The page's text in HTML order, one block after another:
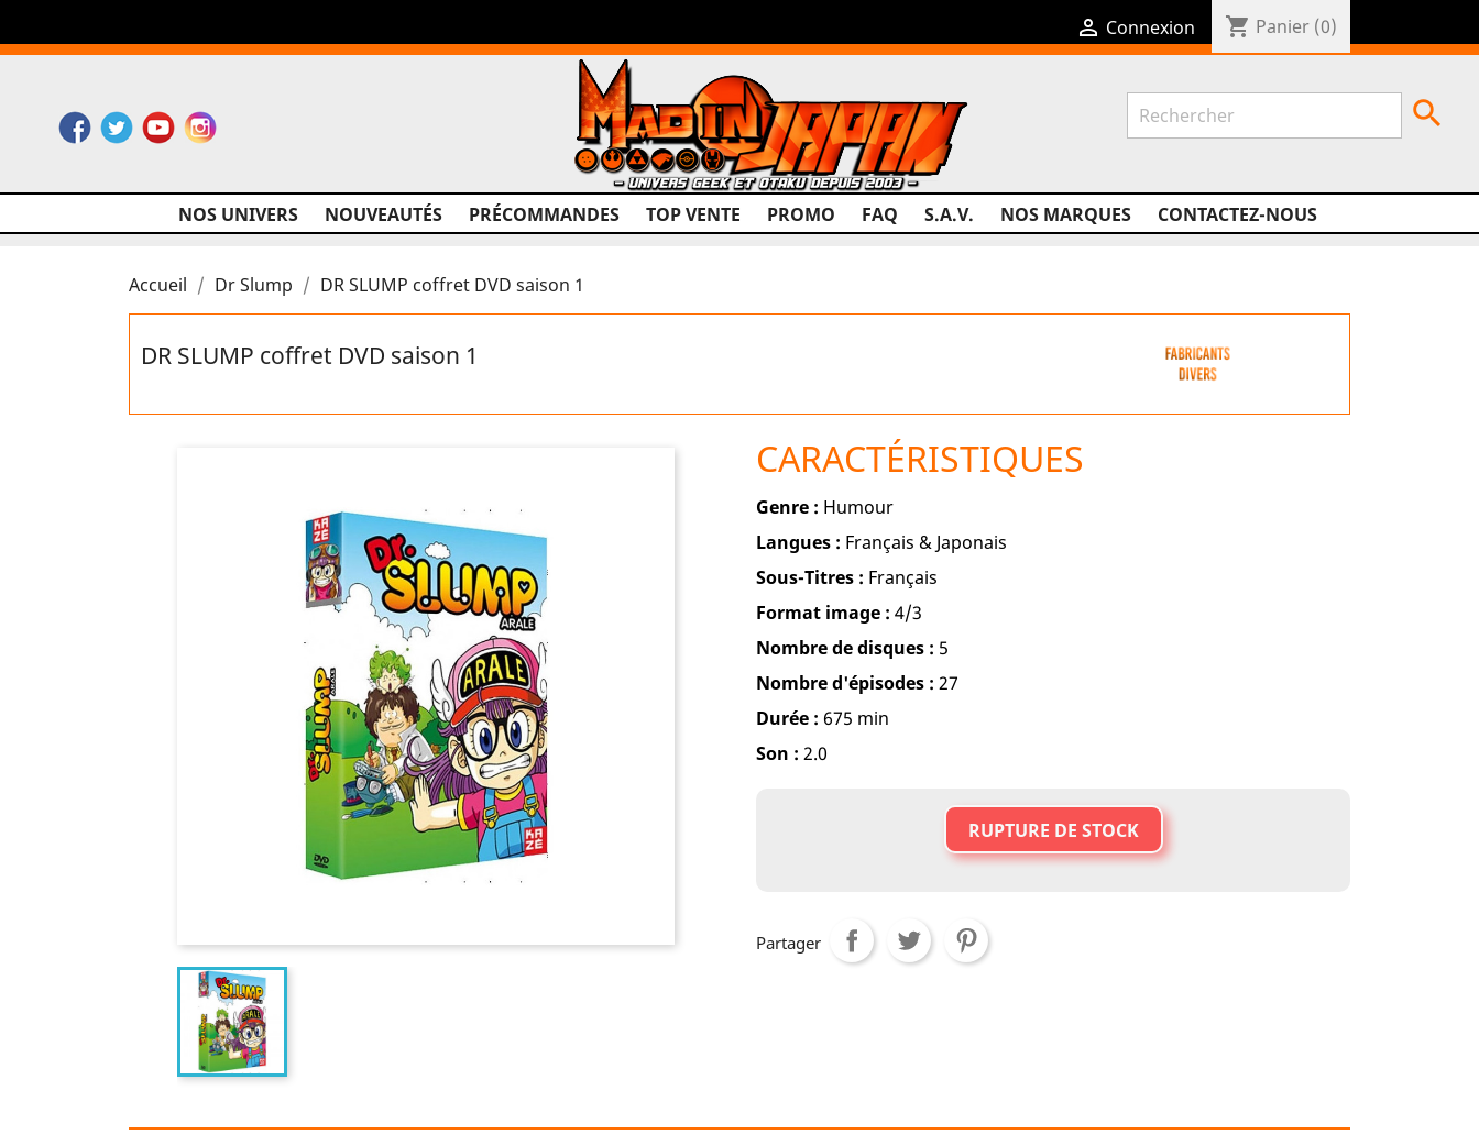
 Connexion shopping_cart Panier (0)
Facebook
TwitterYouTubeInstagram
NOS UNIVERS NOUVEAUTÉS PRÉCOMMANDES TOP VENTE PROMO FAQ S.A.V. NOS MARQUES CONTACTEZ-NOUS

Accueil Dr Slump DR SLUMP coffret DVD saison 1
DR SLUMP coffret DVD saison 1
CARACTÉRISTIQUES
Genre : Humour
Langues : Français & Japonais
Sous-Titres : Français
Format image : 4/3
Nombre de disques : 5
Nombre d'épisodes : 27
Durée : 675 min
Son : 2.0
RUPTURE DE STOCK
Partager